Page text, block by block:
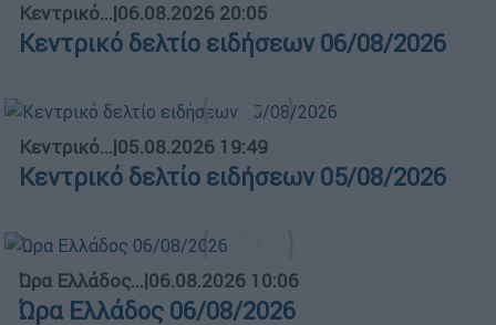
Κεντρικό...|06.08.2026 20:05
Κεντρικό δελτίο ειδήσεων 06/08/2026
Κεντρικό...|05.08.2026 19:49
Κεντρικό δελτίο ειδήσεων 05/08/2026
Ώρα Ελλάδος...|06.08.2026 10:06
Ώρα Ελλάδος 06/08/2026